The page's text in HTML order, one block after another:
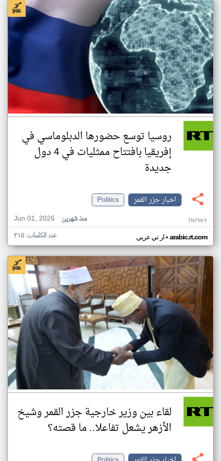
روسيا توسع حضورها الدبلوماسي في
إفريقيا بافتتاح ممثليات في 4 دول
جديدة
اخبار جزر القمر
Politics
Jun 01, 2026
منذ شهرين TN75KY
ار تي عربي• arabic.rt.com عدد الكلمات: ٢١٥
لقاء بين وزير خارجية جزر القمر وشيخ
الأزهر يشعل تفاعلا.. ما قصته؟